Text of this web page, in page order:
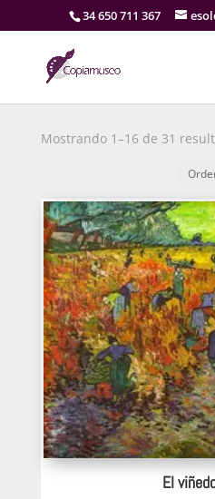
34 650 711 367
Mostrando 1–16 de 31
El